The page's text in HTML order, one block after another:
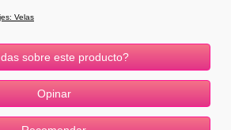
Velas
sobre este producto?